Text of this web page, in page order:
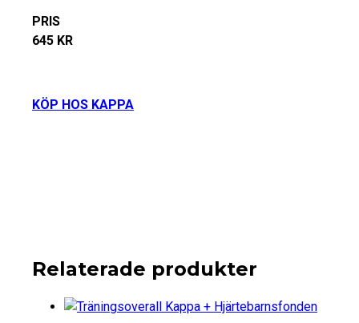
PRIS
645 KR
KÖP HOS KAPPA
Relaterade produkter